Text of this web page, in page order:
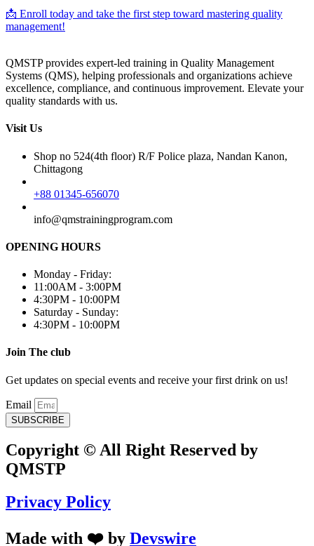
📩 Enroll today and take the first step toward mastering quality
management!
QMSTP provides expert-led training in Quality Management
Systems (QMS), helping professionals and organizations achieve
excellence, compliance, and continuous improvement. Elevate your
quality standards with us.
Visit Us
Shop no 524(4th floor) R/F Police plaza, Nandan Kanon,
Chittagong
+88 01345-656070
info@qmstrainingprogram.com
OPENING HOURS
Monday - Friday:
11:00AM - 3:00PM
4:30PM - 10:00PM
Saturday - Sunday:
4:30PM - 10:00PM
Join The club
Get updates on special events and receive your first drink on us!
Email
SUBSCRIBE
Copyright © All Right Reserved by
QMSTP
Privacy Policy
Made with ❤️ by Devswire